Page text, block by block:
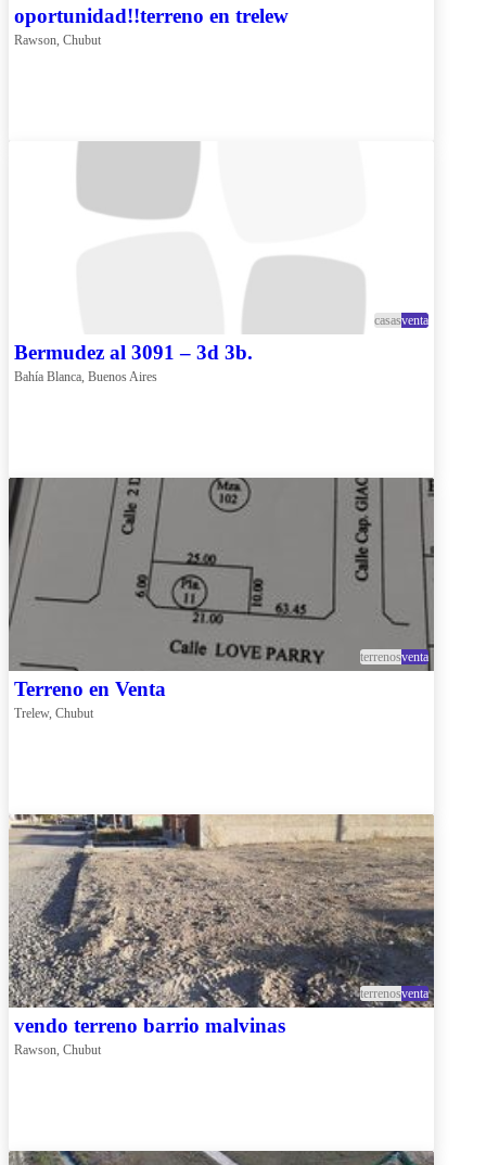
oportunidad!!terreno en trelew
Rawson, Chubut
casasventa
Bermudez al 3091 – 3d 3b.
Bahía Blanca, Buenos Aires
terrenosventa
Terreno en Venta
Trelew, Chubut
terrenosventa
vendo terreno barrio malvinas
Rawson, Chubut